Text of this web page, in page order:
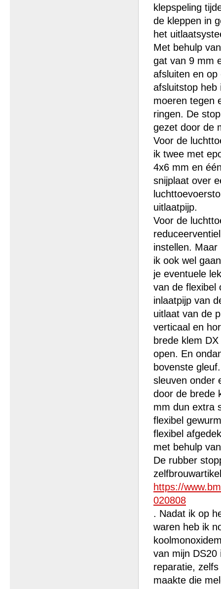
klepspeling
de kleppen in
het
Met behulp
gat van 9 mm
afsluiten en op
afsluitstop heb
moeren tegen
ringen. De
gezet door de
Voor de
ik twee met
4x6 mm en
snijplaat over
uitlaatpijp.
Voor de
instellen.
ik ook wel
je eventuele
van de flexibel
inlaatpijp van
uitlaat van de
verticaal en
brede klem
open. En
bovenste
sleuven onder
door de brede
mm dun extra
flexibel
flexibel
met behulp
De rubber
https://
020808
. Nadat ik op
waren heb ik
van mijn DS20
reparatie,
maakte die